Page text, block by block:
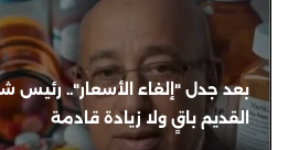
بعد جدل "إلغاء الأسعار".. رئيس
القديم باقٍ ولا زيادة قادمة